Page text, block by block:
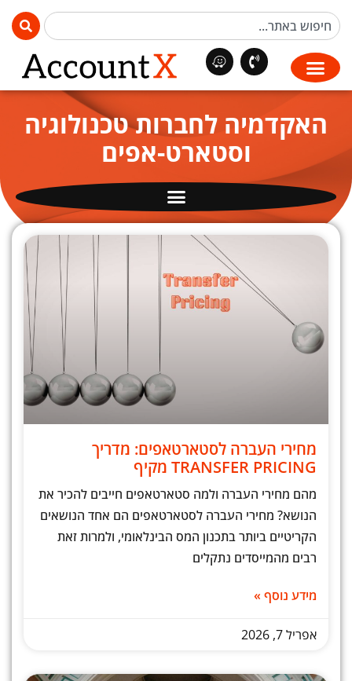
האקדמיה לחברות טכנולוגיה
וסטארט-אפים
מחירי העברה לסטארטאפים: מדריך
TRANSFER PRICING מקיף
מהם מחירי העברה ולמה סטארטאפים חייבים להכיר את
הנושא? מחירי העברה לסטארטאפים הם אחד הנושאים
הקריטיים ביותר בתכנון המס הבינלאומי, ולמרות זאת
רבים מהמייסדים נתקלים
מידע נוסף »
אפריל 7, 2026